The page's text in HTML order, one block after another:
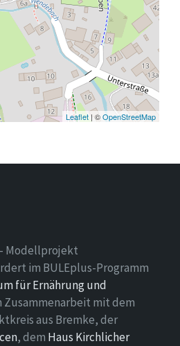
Leaflet | ©OpenStreetMap
Modellprojekt
im BULEplus-Programm
für Ernährung und
Zusammenarbeit mit dem
aus Bremke, der
, dem Haus Kirchlicher